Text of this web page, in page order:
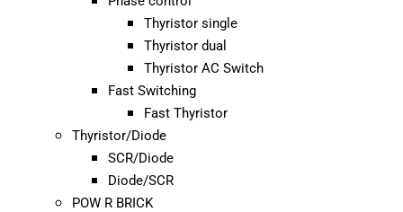
Thyristor single
Thyristor dual
Thyristor AC Switch
Fast Switching
Fast Thyristor
Thyristor/Diode
SCR/Diode
Diode/SCR
POW R BRICK